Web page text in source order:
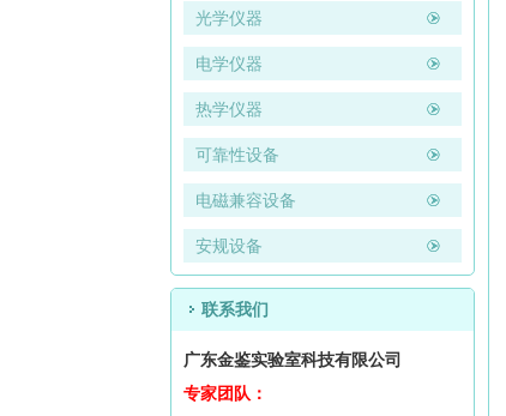
光学仪器
电学仪器
热学仪器
可靠性设备
电磁兼容设备
安规设备
联系我们
广东金鉴实验室科技有限公司
专家团队：